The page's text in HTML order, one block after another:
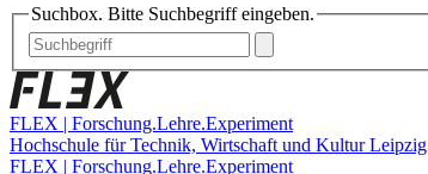
Suchbox. Bitte Suchbegriff eingeben.
FLEX | Forschung.Lehre.Experiment
Hochschule für Technik, Wirtschaft und Kultur Leipzig
FLEX | Forschung.Lehre.Experiment